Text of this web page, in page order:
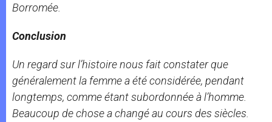
Borromée.
Conclusion
Un regard sur l’histoire nous fait constater que
généralement la femme a été considérée, pendant
longtemps, comme étant subordonnée à l’homme.
Beaucoup de chose a changé au cours des siècles.